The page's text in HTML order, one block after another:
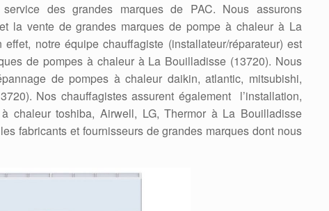
des grandes marques de PAC. Nous assurons
la vente de grandes marques de pompe à chaleur à La
notre équipe chauffagiste (installateur/réparateur) est
de pompes à chaleur à La Bouilladisse (13720). Nous
de pompes à chaleur daikin, atlantic, mitsubishi,
Nos chauffagistes assurent également l’installation,
chaleur toshiba, Airwell, LG, Thermor à La Bouilladisse
fabricants et fournisseurs de grandes marques dont nous